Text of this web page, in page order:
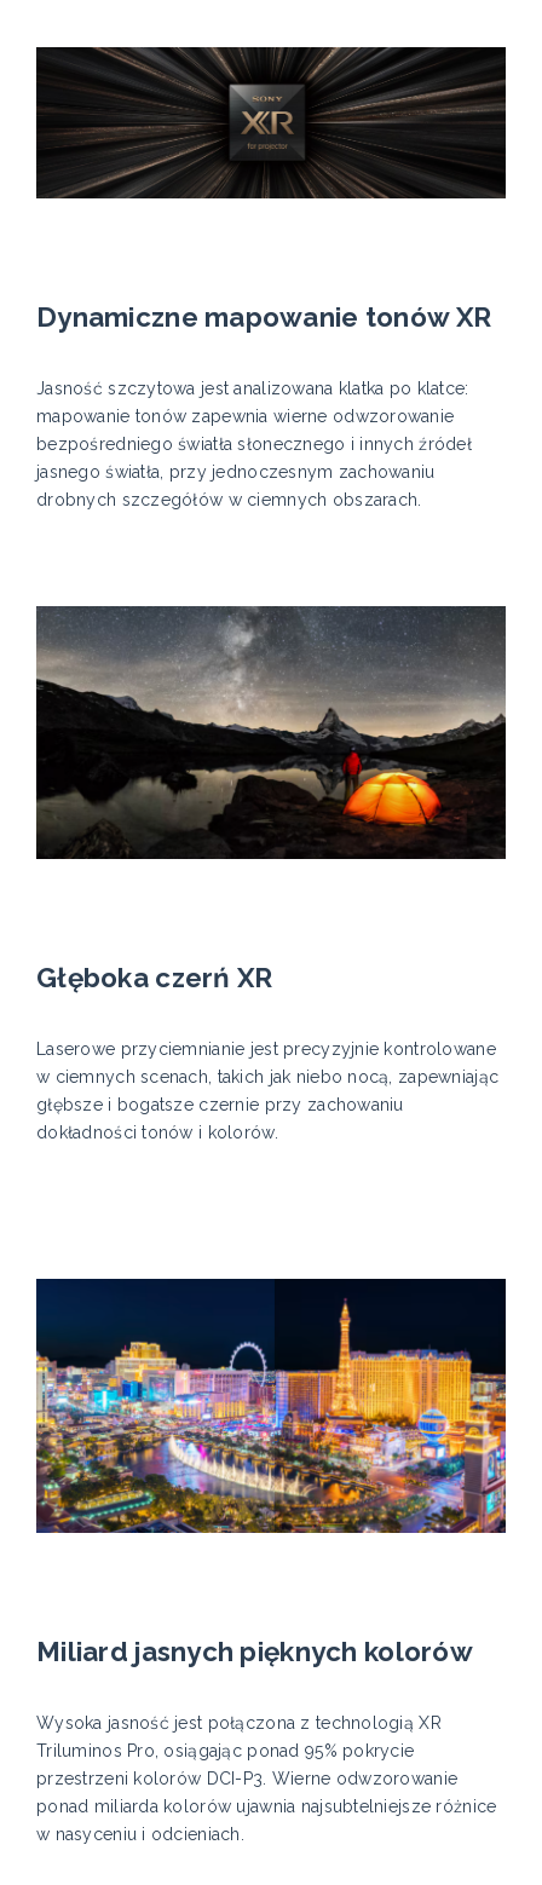
Dynamiczne mapowanie tonów XR
Jasność szczytowa jest analizowana klatka po klatce:
mapowanie tonów zapewnia wierne odwzorowanie
bezpośredniego światła słonecznego i innych źródeł
jasnego światła, przy jednoczesnym zachowaniu
drobnych szczegółów w ciemnych obszarach.
Głęboka czerń XR
Laserowe przyciemnianie jest precyzyjnie kontrolowane
w ciemnych scenach, takich jak niebo nocą, zapewniając
głębsze i bogatsze czernie przy zachowaniu
dokładności tonów i kolorów.
Miliard jasnych pięknych kolorów
Wysoka jasność jest połączona z technologią XR
Triluminos Pro, osiągając ponad 95% pokrycie
przestrzeni kolorów DCI-P3. Wierne odwzorowanie
ponad miliarda kolorów ujawnia najsubtelniejsze różnice
w nasyceniu i odcieniach.